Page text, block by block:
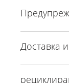
Доставка